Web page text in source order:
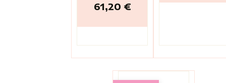
base
61,20 €